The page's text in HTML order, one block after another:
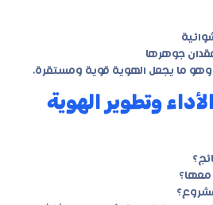
جوهرها
وهو ما يجعل الهوية قوية ومستقرة.
وتطوير الهوية
معها؟